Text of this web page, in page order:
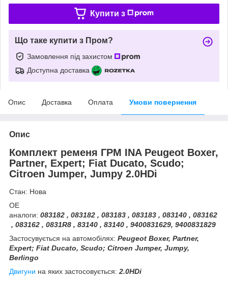
Купити з
Що таке купити з Пром?
Замовлення під захистом
Доступна доставка
Опис Доставка Оплата Умови повернення
Опис
Комплект ременя ГРМ INA Peugeot Boxer,
Partner, Expert; Fiat Ducato, Scudo;
Citroen Jumper, Jumpy 2.0HDi
Стан: Нова
ОЕ
аналоги: 083182 , 083182 , 083183 , 083183 , 083140 , 083162
, 083162 , 0831R8 , 83140 , 83140 , 9400831629, 9400831829
Застосувується на автомобілях: Peugeot Boxer, Partner,
Expert; Fiat Ducato, Scudo; Citroen Jumper, Jumpy,
Berlingo
Двигуни на яких застосовується:2.0HDi